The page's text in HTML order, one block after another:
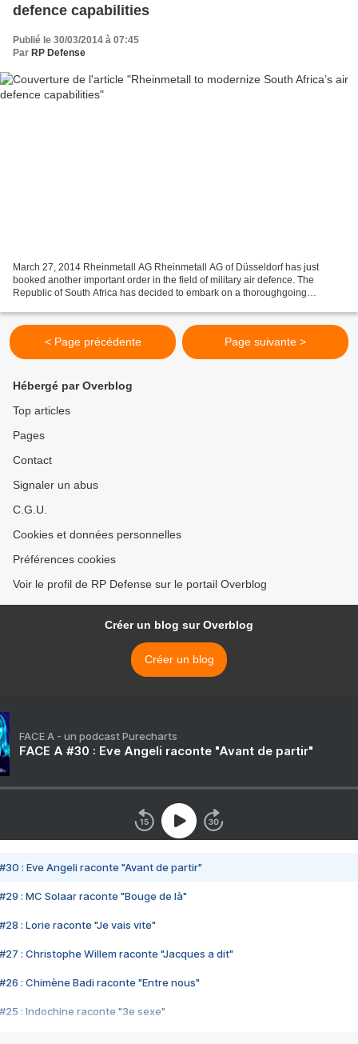
defence capabilities
Publié le 30/03/2014 à 07:45
Par RP Defense
March 27, 2014 Rheinmetall AG Rheinmetall AG of Düsseldorf has just
booked another important order in the field of military air defence. The
Republic of South Africa has decided to embark on a thoroughgoing
< Page précédente Page suivante >
Hébergé par Overblog
Top articles
Pages
Contact
Signaler un abus
C.G.U.
Cookies et données personnelles
Préférences cookies
Voir le profil de RP Defense sur le portail Overblog
Créer un blog sur Overblog
Créer un blog
FACE A - un podcast Purecharts
FACE A #30 : Eve Angeli raconte "Avant de partir"
#30 : Eve Angeli raconte "Avant de partir"
#29 : MC Solaar raconte "Bouge de là"
#28 : Lorie raconte "Je vais vite"
#27 : Christophe Willem raconte "Jacques a dit"
#26 : Chimène Badi raconte "Entre nous"
#25 : Indochine raconte "3e sexe"